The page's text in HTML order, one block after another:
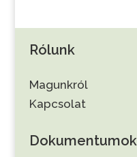
Rólunk
Magunkról
Kapcsolat
Dokumentumok